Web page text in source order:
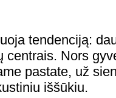
tendenciją:
centrais. Nors
pastate, už
iššūkiu.